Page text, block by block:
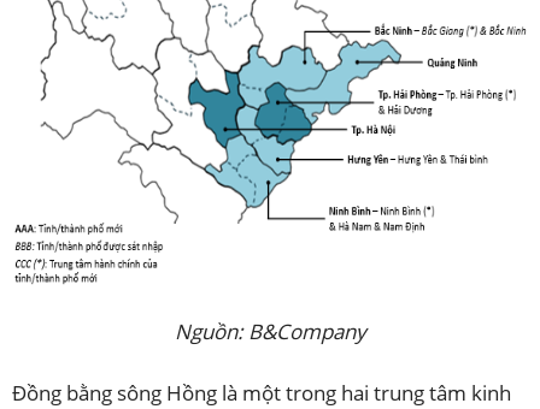
Nguồn: B&Company
Đồng bằng sông Hồng là một trong hai trung tâm kinh